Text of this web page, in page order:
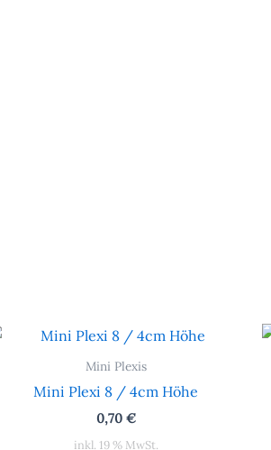
Mini Plexis
Mini Plexi 8 / 4cm Höhe
0,70 €
inkl. 19 % MwSt.